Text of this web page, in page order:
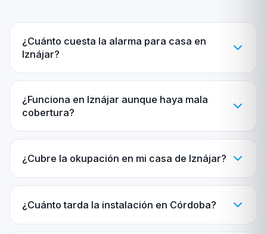
¿Cuánto cuesta la alarma para casa en
Iznájar?
¿Funciona en Iznájar aunque haya mala
cobertura?
¿Cubre la okupación en mi casa de Iznájar?
¿Cuánto tarda la instalación en Córdoba?